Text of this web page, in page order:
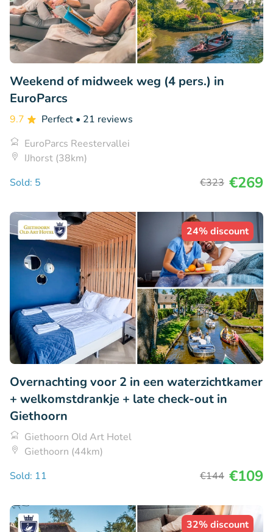
Weekend of midweek weg (4 pers.) in
EuroParcs
9.7 Perfect • 21 reviews
EuroParcs Reestervallei
IJhorst (38km)
Sold: 5
€323 €269
24% discount
Overnachting voor 2 in een waterzichtkamer
+ welkomstdrankje + late check-out in
Giethoorn
Giethoorn Old Art Hotel
Giethoorn (44km)
Sold: 11
€144 €109
32% discount